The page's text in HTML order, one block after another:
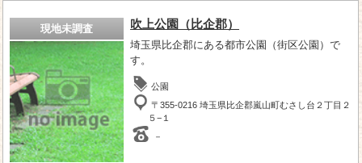
現地未調査 吹上公園（比企郡）
埼玉県比企郡にある都市公園（街区公園）で
す。
公園
〒355-0216 埼玉県比企郡嵐山町むさし台２丁目２
５−１
－